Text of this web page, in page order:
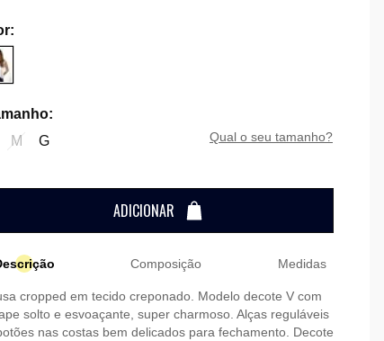
:
:
M G qual o seu tamanho?
ADICIONAR
Composição Medidas
cropped em tecido creponado. Modelo decote V com
solto e esvoaçante, super charmoso. Alças reguláveis
nas costas bem delicados para fechamento. Decote